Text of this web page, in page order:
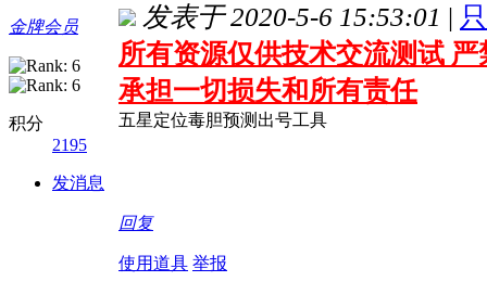
金牌会员
积分
2195
发消息
发表于 2020-5-6 15:53:01 |
所有资源仅供技术交流测试
承担一切损失和所有责任
五星定位毒胆预测出号工具
回复
使用道具 举报